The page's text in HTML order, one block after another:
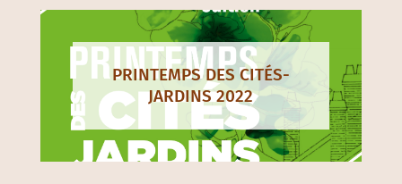
PRINTEMPS DES CITÉS-
JARDINS 2022